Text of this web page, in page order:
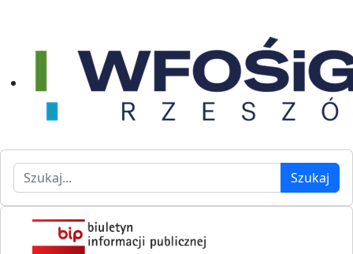
Szukaj Szukaj